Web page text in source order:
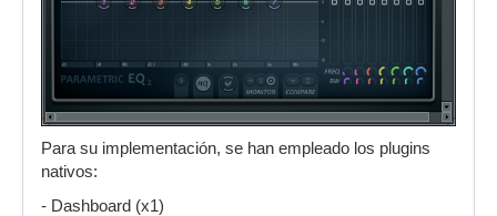
Para su implementación, se han empleado los plugins
nativos:
- Dashboard (x1)